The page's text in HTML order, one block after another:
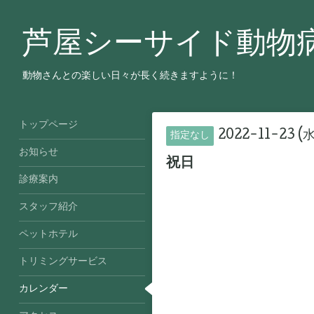
芦屋シーサイド動物
動物さんとの楽しい日々が長く続きますように！
指定なし 2022-11-23 (
祝日
トップページ
お知らせ
診療案内
スタッフ紹介
ペットホテル
トリミングサービス
カレンダー